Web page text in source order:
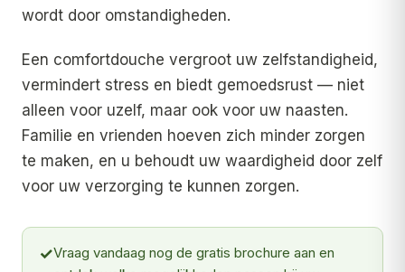
wordt door omstandigheden.
Een comfortdouche vergroot uw zelfstandigheid,
vermindert stress en biedt gemoedsrust — niet
alleen voor uzelf, maar ook voor uw naasten.
Familie en vrienden hoeven zich minder zorgen
te maken, en u behoudt uw waardigheid door zelf
voor uw verzorging te kunnen zorgen.
✓Vraag vandaag nog de gratis brochure aan en